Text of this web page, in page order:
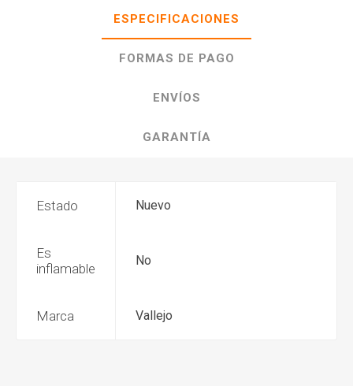
ESPECIFICACIONES
FORMAS DE PAGO
ENVÍOS
GARANTÍA
Estado Nuevo
Es
inflamable
No
Marca Vallejo